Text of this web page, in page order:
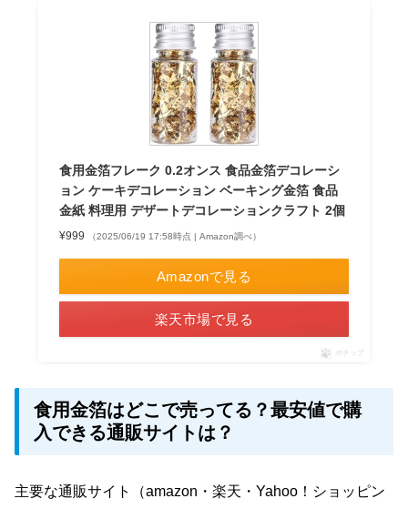
食用金箔フレーク 0.2オンス 食品金箔デコレーシ
ョン ケーキデコレーション ベーキング金箔 食品
金紙 料理用 デザートデコレーションクラフト 2個
¥999 （2025/06/19 17:58時点 | Amazon調べ）
Amazonで見る
楽天市場で見る
ポチップ
食用金箔はどこで売ってる？最安値で購
入できる通販サイトは？
主要な通販サイト（amazon・楽天・Yahoo！ショッピン